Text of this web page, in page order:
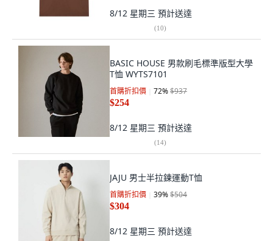
8/12 星期三 預計送達
(10)
BASIC HOUSE 男款刷毛標準版型大學
T恤 WYTS7101
首購折扣價 72%$937
$254
8/12 星期三 預計送達
(14)
JAJU 男士半拉鍊運動T恤
首購折扣價 39%$504
$304
8/12 星期三 預計送達